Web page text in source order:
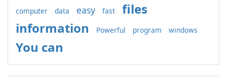
computer data easy fast
files
information
Powerful program windows
You can